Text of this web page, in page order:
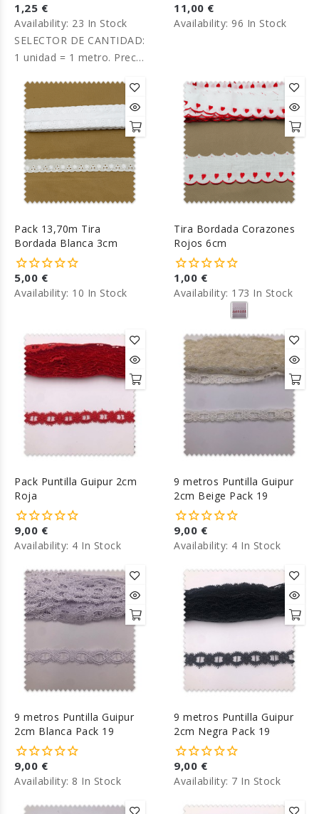
1,25 €
Availability: 23 In Stock
SELECTOR DE CANTIDAD:
1 unidad = 1 metro. Precio
11,00 €
Availability: 96 In Stock
Pack 13,70m Tira
Bordada Blanca 3cm
5,00 €
Availability: 10 In Stock
Tira Bordada Corazones
Rojos 6cm
1,00 €
Availability: 173 In Stock
Pack Puntilla Guipur 2cm
Roja
9,00 €
Availability: 4 In Stock
9 metros Puntilla Guipur
2cm Beige Pack 19
9,00 €
Availability: 4 In Stock
9 metros Puntilla Guipur
2cm Blanca Pack 19
9,00 €
Availability: 8 In Stock
9 metros Puntilla Guipur
2cm Negra Pack 19
9,00 €
Availability: 7 In Stock